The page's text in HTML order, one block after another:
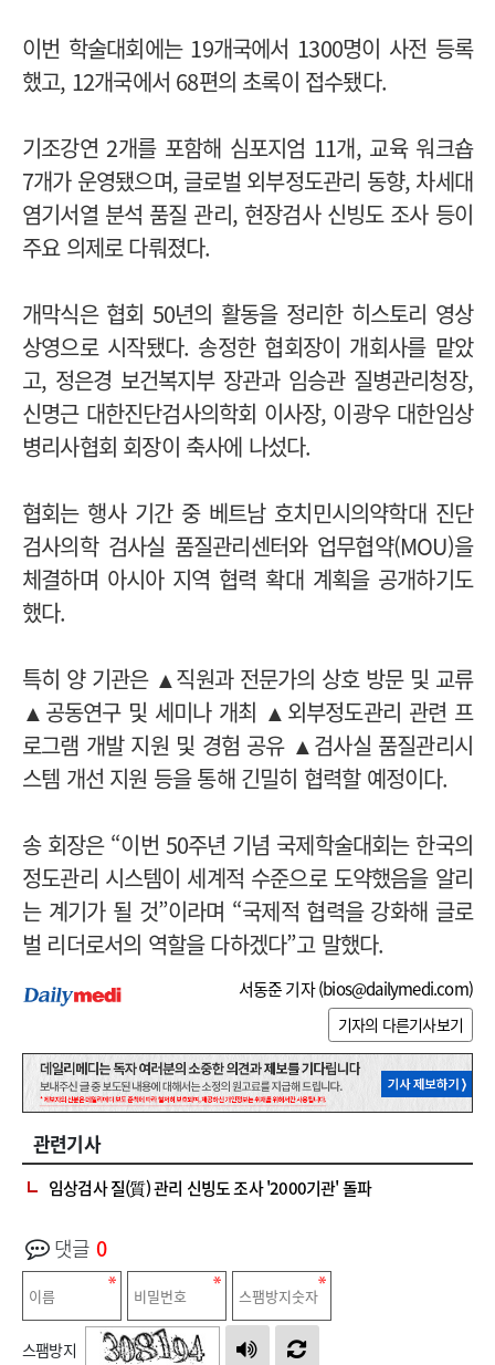
이번 학술대회에는 19개국에서 1300명이 사전 등록
했고, 12개국에서 68편의 초록이 접수됐다.
기조강연 2개를 포함해 심포지엄 11개, 교육 워크숍
7개가 운영됐으며, 글로벌 외부정도관리 동향, 차세대
염기서열 분석 품질 관리, 현장검사 신빙도 조사 등이
주요 의제로 다뤄졌다.
개막식은 협회 50년의 활동을 정리한 히스토리 영상
상영으로 시작됐다. 송정한 협회장이 개회사를 맡았
고, 정은경 보건복지부 장관과 임승관 질병관리청장,
신명근 대한진단검사의학회 이사장, 이광우 대한임상
병리사협회 회장이 축사에 나섰다.
협회는 행사 기간 중 베트남 호치민시의약학대 진단
검사의학 검사실 품질관리센터와 업무협약(MOU)을
체결하며 아시아 지역 협력 확대 계획을 공개하기도
했다.
특히 양 기관은 ▲직원과 전문가의 상호 방문 및 교류
▲공동연구 및 세미나 개최 ▲외부정도관리 관련 프
로그램 개발 지원 및 경험 공유 ▲검사실 품질관리시
스템 개선 지원 등을 통해 긴밀히 협력할 예정이다.
송 회장은 “이번 50주년 기념 국제학술대회는 한국의
정도관리 시스템이 세계적 수준으로 도약했음을 알리
는 계기가 될 것”이라며 “국제적 협력을 강화해 글로
벌 리더로서의 역할을 다하겠다”고 말했다.
서동준 기자 (bios@dailymedi.com)
기자의 다른기사보기
관련기사
임상검사 질(質) 관리 신빙도 조사 '2000기관' 돌파
댓글 0
스팸방지